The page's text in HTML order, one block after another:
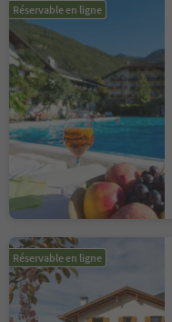
Réservable en ligne
Réservable en ligne